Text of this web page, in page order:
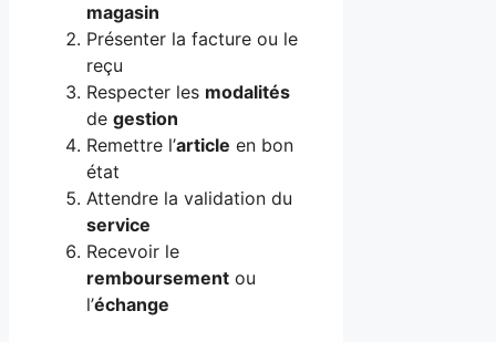
magasin
Présenter la facture ou le
reçu
Respecter les modalités
de gestion
Remettre l’article en bon
état
Attendre la validation du
service
Recevoir le
remboursement ou
l’échange